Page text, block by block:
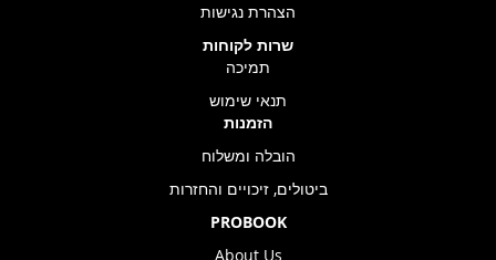
הצהרת נגישות
שרות לקוחות
תמיכה
תנאי שימוש
הזמנות
הובלה ומשלוח
ביטולים, זיכויים והחזרות
PROBOOK
About Us